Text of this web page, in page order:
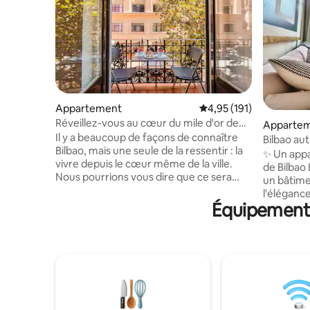
Appartement Évaluation moyenne
4,95 (191)
Réveillez-vous au cœur du mile d'or de
Bilbao
Il y a beaucoup de façons de connaître
Bilbao, mais une seule de la ressentir : la
vivre depuis le cœur même de la ville.
Nous pourrions vous dire que ce sera
lumineuse de Bilbao, mais vous le voyez
déjà sur les photos. C'est pourquoi nous
face un autre : le bar Globo et son
célèbre pintxo de txangurro. Ainsi, vous
Bilbao
✨ Un
de
un
de
bars à
Arrivé